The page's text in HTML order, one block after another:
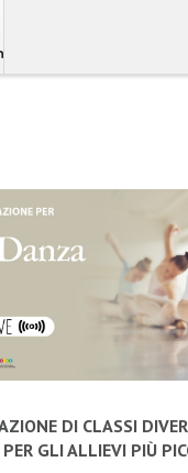
DI CLASSI
GLI ALLIEVI PIÙ